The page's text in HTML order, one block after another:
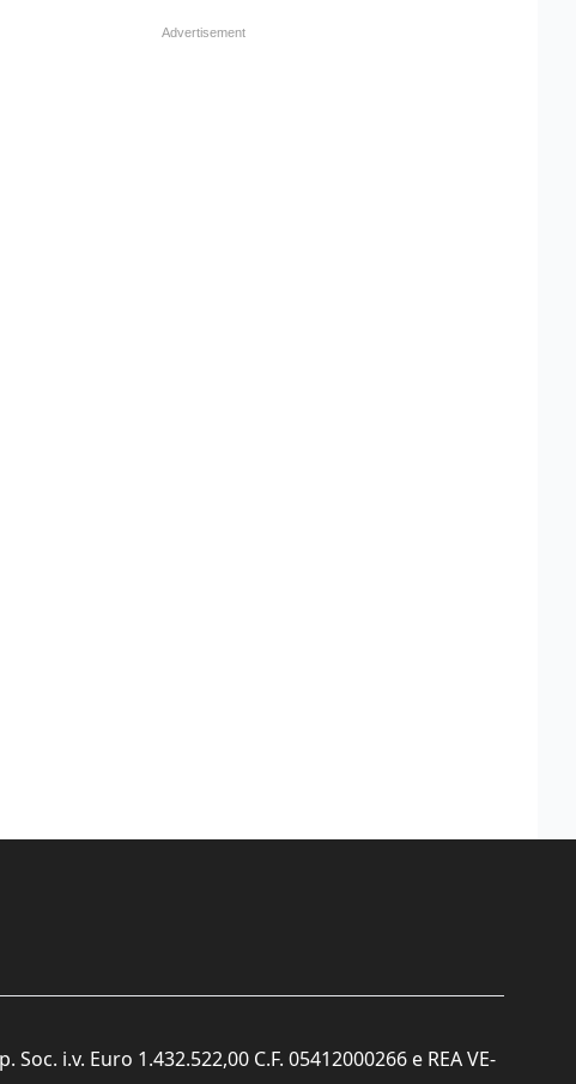
i.v. Euro 1.432.522,00 C.F. 05412000266 e REA VE-